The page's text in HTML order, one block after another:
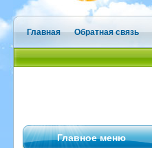
Главная Обратная связь
Главное меню